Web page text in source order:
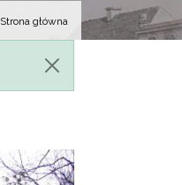
Strona główna